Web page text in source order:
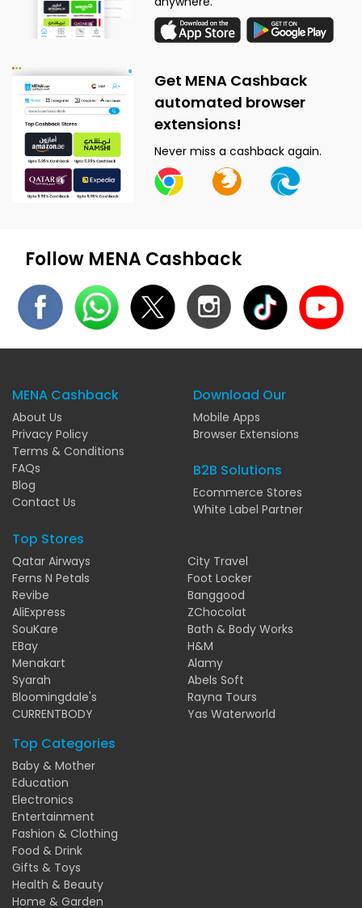
Get MENA Cashback
automated browser
extensions!
Never miss a cashback again.
Follow MENA Cashback
MENA Cashback
About Us
Privacy Policy
Terms & Conditions
FAQs
Blog
Contact Us
Download Our
Mobile Apps
Browser Extensions
B2B Solutions
Ecommerce Stores
White Label Partner
Top Stores
Qatar Airways
Ferns N Petals
Revibe
AliExpress
SouKare
EBay
Menakart
Syarah
Bloomingdale's
CURRENTBODY
City Travel
Foot Locker
Banggood
ZChocolat
Bath & Body Works
H&M
Alamy
Abels Soft
Rayna Tours
Yas Waterworld
Top Categories
Baby & Mother
Education
Electronics
Entertainment
Fashion & Clothing
Food & Drink
Gifts & Toys
Health & Beauty
Home & Garden